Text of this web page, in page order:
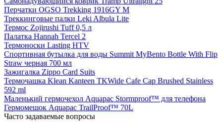
Перчатки OGSO Trekking 1916GY M
Треккинговые палки Leki Albula Lite
Термос Zojirushi Tuff 0,5 л
Палатка Hannah Tercel 2
Термоноски Lasting HTV
Спортивная бутылка для воды Summit MyBento Bottle With Flip
Straw черная 700 мл
Зажигалка Zippo Card Suits
Термочашка Klean Kanteen TKWide Cafe Cap Brushed Stainless
592 ml
Маленький гермочехол Aquapac Stormproof™ для телефона
Гермомешок Aquapac TrailProof™ 70L
Часто задаваемые вопросы